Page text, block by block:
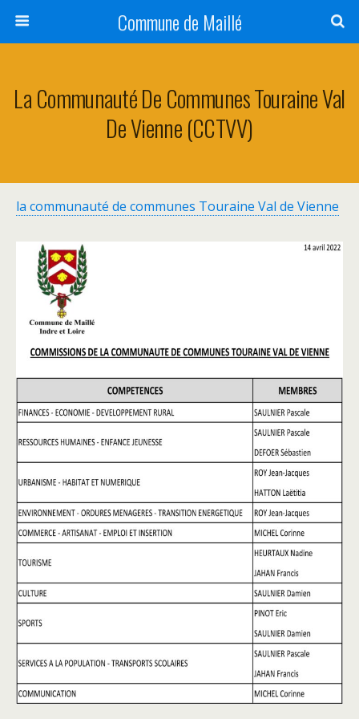
Commune de Maillé
La Communauté De Communes Touraine Val
De Vienne (CCTVV)
la communauté de communes Touraine Val de Vienne